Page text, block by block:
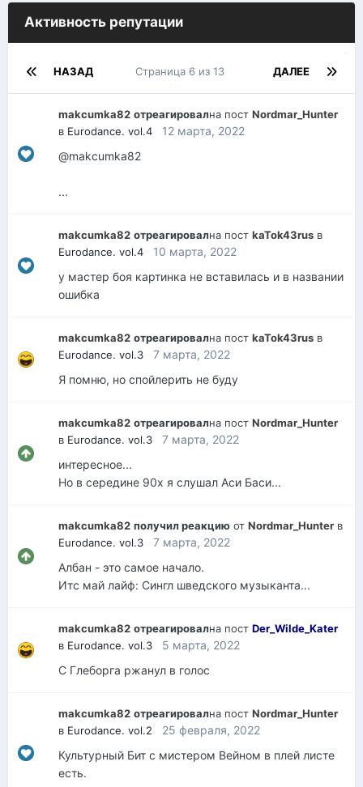
Активность репутации
НАЗАД ДАЛЕЕ
Страница 6 из 13
makcumka82 отреагировална пост Nordmar_Hunter
в Eurodance. vol.4
12 марта, 2022
@makcumka82
...
makcumka82 отреагировална пост kaTok43rus в
Eurodance. vol.4
10 марта, 2022
у мастер боя картинка не вставилась и в названии
ошибка
makcumka82 отреагировална пост kaTok43rus в
Eurodance. vol.3
7 марта, 2022
Я помню, но спойлерить не буду
makcumka82 отреагировална пост Nordmar_Hunter
в Eurodance. vol.3
7 марта, 2022
интересное...
Но в середине 90х я слушал Аси Баси...
makcumka82 получил реакцию от Nordmar_Hunter в
Eurodance. vol.3
7 марта, 2022
Албан - это самое начало.
Итс май лайф: Сингл шведского музыканта...
makcumka82 отреагировална пост Der_Wilde_Kater
в Eurodance. vol.3
5 марта, 2022
С Глеборга ржанул в голос
makcumka82 отреагировална пост Nordmar_Hunter
в Eurodance. vol.2
25 февраля, 2022
Культурный Бит с мистером Вейном в плей листе
есть.